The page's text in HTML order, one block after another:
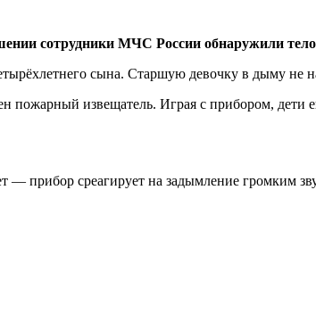
сотрудники МЧС России обнаружили
сына. Старшую девочку в дыму не
пожарный извещатель. Играя с прибором,
прибор среагирует на задымление громким